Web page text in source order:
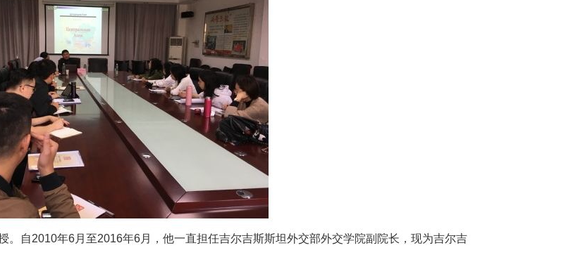
。自2010年6月至2016年6月，他一直担任吉尔吉斯斯坦外交部外交学院副院长，现为吉尔吉